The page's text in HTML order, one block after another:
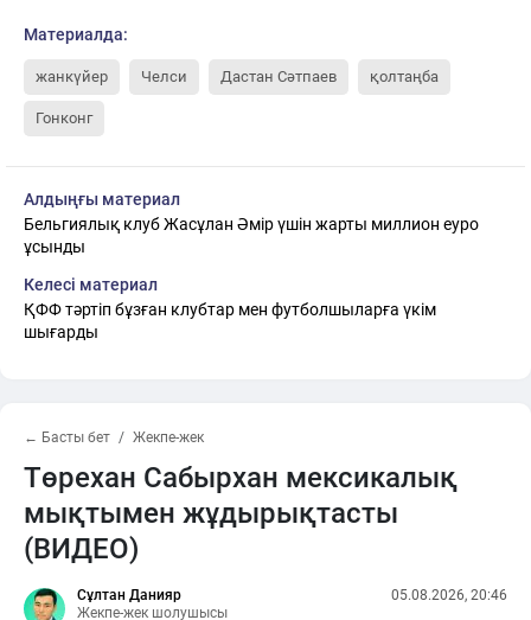
Материалда:
жанкүйер Челси Дастан Сәтпаев қолтаңба
Гонконг
Алдыңғы материал
Бельгиялық клуб Жасұлан Әмір үшін жарты миллион еуро
ұсынды
Келесі материал
ҚФФ тәртіп бұзған клубтар мен футболшыларға үкім
шығарды
← Басты бет Жекпе-жек
Төрехан Сабырхан мексикалық
мықтымен жұдырықтасты
(ВИДЕО)
Сұлтан Данияр
Жекпе-жек шолушысы
05.08.2026, 20:46